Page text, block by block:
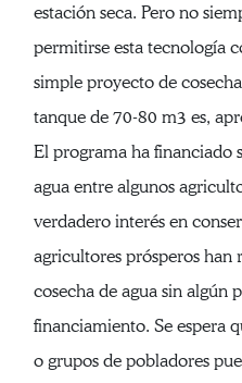
estación seca. Pero no
permitirse esta tecnología
simple proyecto de
tanque de 70-80 m3 es,
El programa ha financiado
agua entre algunos
verdadero interés en
agricultores prósperos han
cosecha de agua sin algún
financiamiento. Se espera
o grupos de pobladores